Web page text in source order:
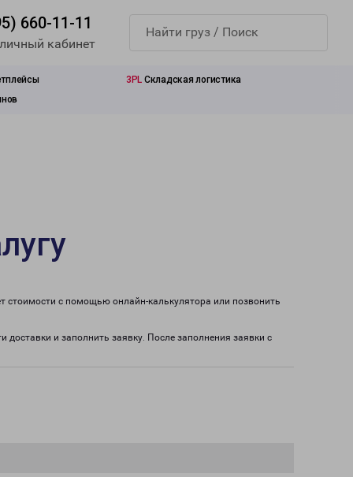
660-11-11
кабинет
3PL Складская логистика
стоимости с помощью онлайн-калькулятора или позвонить
доставки и заполнить заявку. После заполнения заявки с